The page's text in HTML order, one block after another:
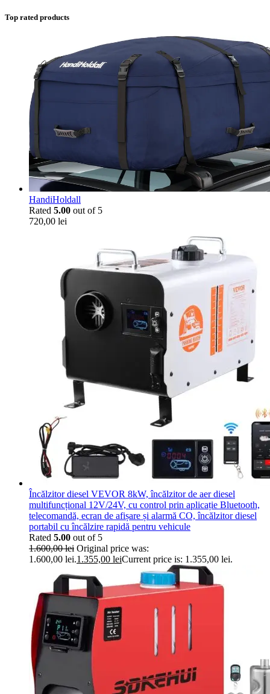
Top rated products
HandiHoldall
Rated 5.00 out of 5
720,00 lei
Încălzitor diesel VEVOR 8kW, încălzitor de aer diesel
multifuncțional 12V/24V, cu control prin aplicație Bluetooth,
telecomandă, ecran de afișare și alarmă CO, încălzitor diesel
portabil cu încălzire rapidă pentru vehicule
Rated 5.00 out of 5
1.600,00lei Original price was:
1.600,00 lei.1.355,00 leiCurrent price is: 1.355,00 lei.